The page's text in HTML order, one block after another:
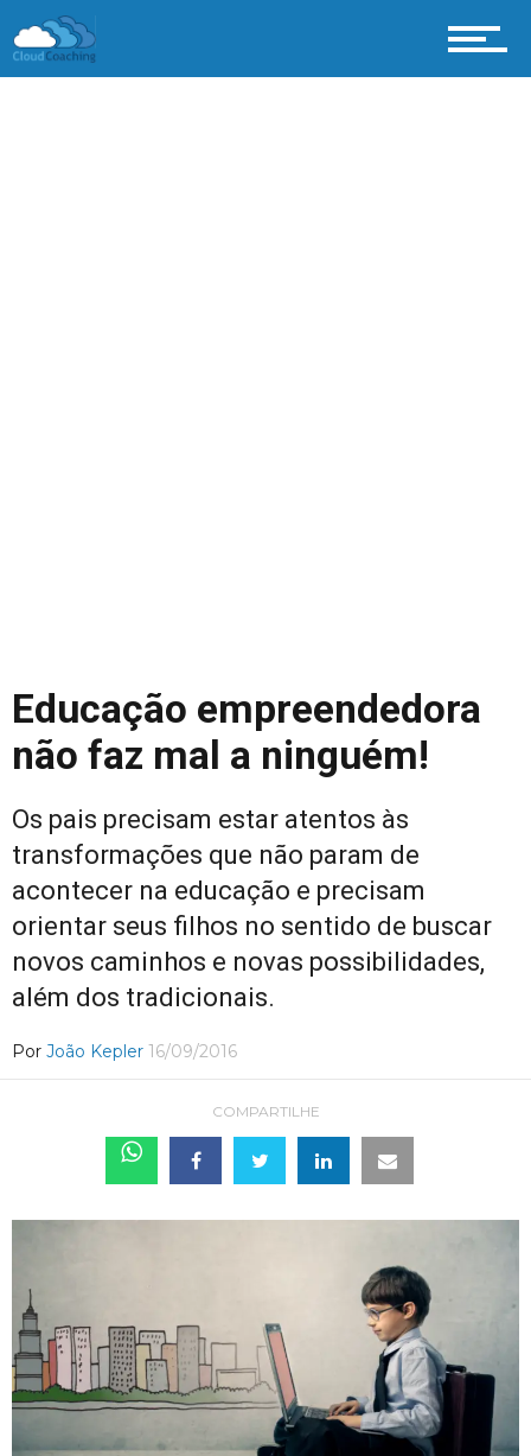
Educação empreendedora
não faz mal a ninguém!
Os pais precisam estar atentos às
transformações que não param de
acontecer na educação e precisam
orientar seus filhos no sentido de buscar
novos caminhos e novas possibilidades,
além dos tradicionais.
Por João Kepler 16/09/2016
COMPARTILHE